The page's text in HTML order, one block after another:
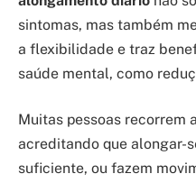
sintomas, mas também
a flexibilidade e traz
saúde mental, como
Muitas pessoas recorrem
acreditando que alongar-
suficiente, ou fazem